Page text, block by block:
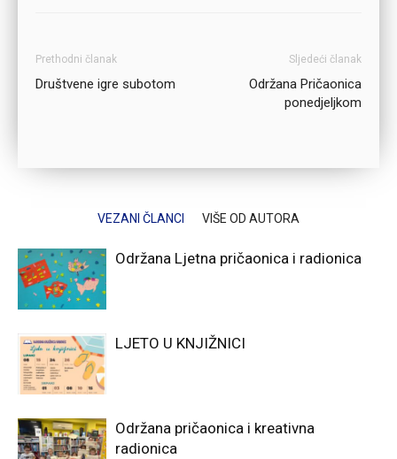
Prethodni članak
Društvene igre subotom
Sljedeći članak
Održana Pričaonica
ponedjeljkom
VEZANI ČLANCI VIŠE OD AUTORA
Održana Ljetna pričaonica i radionica
LJETO U KNJIŽNICI
Održana pričaonica i kreativna
radionica